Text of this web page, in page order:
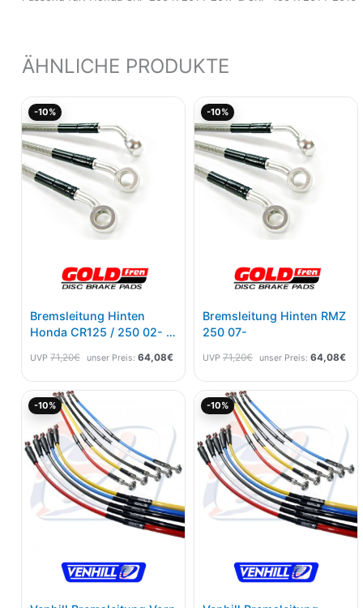
ÄHNLICHE PRODUKTE
-10%
Bremsleitung Hinten
Honda CR125 / 250 02- /
UVP 71,20€
war:
71,20€
unser Preis: 64,08€
Aktueller
64,08€.
-10%
Bremsleitung Hinten RMZ
250 07-
UVP 71,20€
war:
71,20€
unser Preis: 64,08€
-10%
Preis
war:
59,95€
Aktueller
53,95€.
-10%
Preis
war:
41,95€